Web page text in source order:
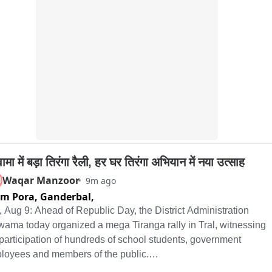
में बड़ा तिरंगा रैली, हर घर तिरंगा अभियान में नया उत्साह
Waqar Manzoor 9m ago
Pora, Ganderbal,
Aug 9: Ahead of Republic Day, the District Administration
today organized a mega Tiranga rally in Tral, witnessing
of hundreds of school students, government
and members of the public.